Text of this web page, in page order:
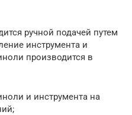
ручной подачей путем
инструмента и
производится в
и инструмента на